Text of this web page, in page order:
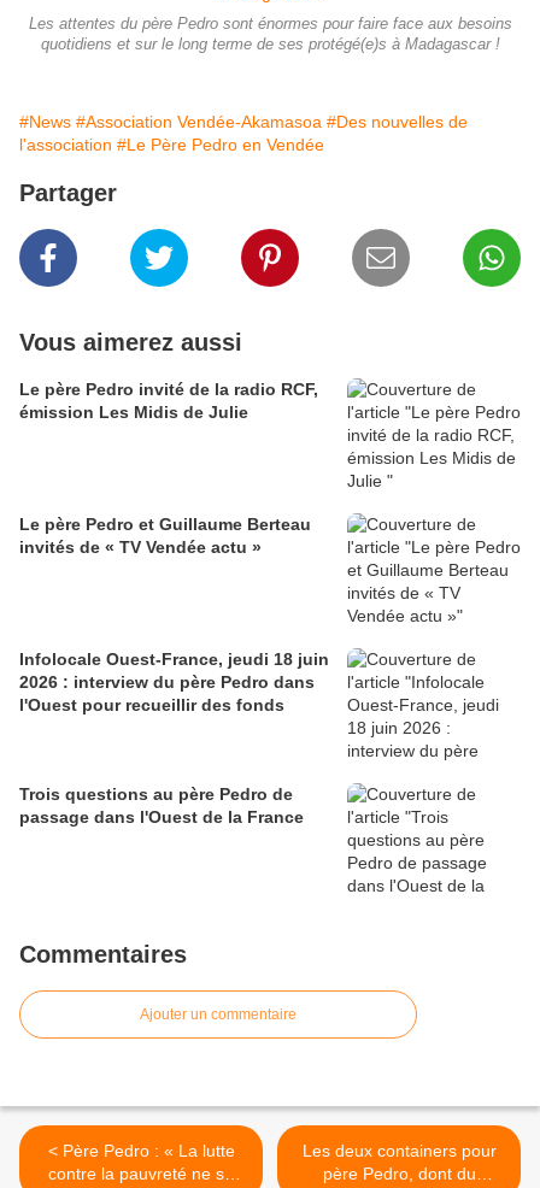
Les attentes du père Pedro sont énormes pour faire face aux besoins
quotidiens et sur le long terme de ses protégé(e)s à Madagascar !
#News #Association Vendée-Akamasoa #Des nouvelles de
l'association #Le Père Pedro en Vendée
Partager
Vous aimerez aussi
Le père Pedro invité de la radio RCF,
émission Les Midis de Julie
Le père Pedro et Guillaume Berteau
invités de « TV Vendée actu »
Infolocale Ouest-France, jeudi 18 juin
2026 : interview du père Pedro dans
l'Ouest pour recueillir des fonds
Trois questions au père Pedro de
passage dans l'Ouest de la France
Commentaires
Ajouter un commentaire
< Père Pedro : « La lutte
contre la pauvreté ne se
Les deux containers pour
père Pedro, dont du